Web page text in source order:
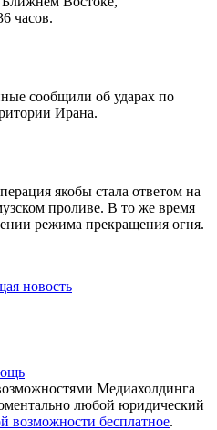
часов.
сообщили об ударах по
Ирана.
якобы стала ответом на
проливе. В то же время
режима прекращения огня.
новость
Медиахолдинга
любой юридический
возможности бесплатное.